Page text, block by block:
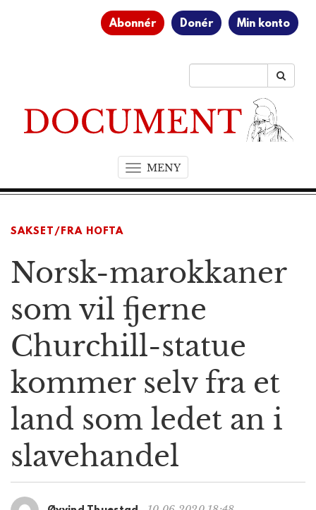
Abonnér Donér Min konto
MENYT
o
a
i
a
t
o
SAKSET/FRA HOFTA
Norsk-marokkaner
som vil fjerne
Churchill-statue
kommer selv fra et
land som ledet an i
slavehandel